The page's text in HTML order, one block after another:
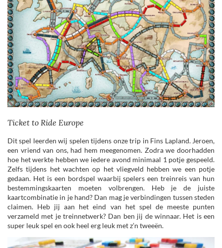
Ticket to Ride Europe
Dit spel leerden wij spelen tijdens onze trip in Fins Lapland. Jeroen,
een vriend van ons, had hem meegenomen. Zodra we doorhadden
hoe het werkte hebben we iedere avond minimaal 1 potje gespeeld.
Zelfs tijdens het wachten op het vliegveld hebben we een potje
gedaan. Het is een bordspel waarbij spelers een treinreis van hun
bestemmingskaarten moeten volbrengen. Heb je de juiste
kaartcombinatie in je hand? Dan mag je verbindingen tussen steden
claimen. Heb jij aan het eind van het spel de meeste punten
verzameld met je treinnetwerk? Dan ben jij de winnaar. Het is een
super leuk spel en ook heel erg leuk met z’n tweeën.